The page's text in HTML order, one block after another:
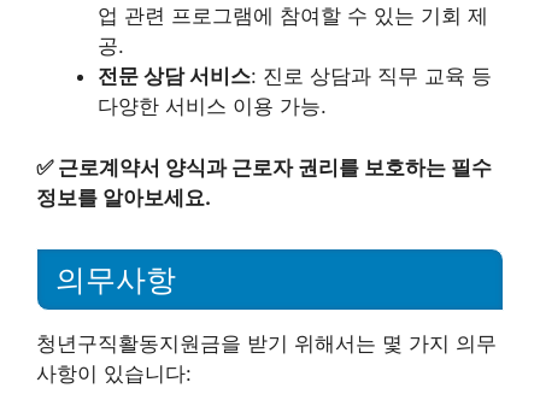
업 관련 프로그램에 참여할 수 있는 기회 제
공.
전문 상담 서비스: 진로 상담과 직무 교육 등
다양한 서비스 이용 가능.
✅ 근로계약서 양식과 근로자 권리를 보호하는 필수
정보를 알아보세요.
의무사항
청년구직활동지원금을 받기 위해서는 몇 가지 의무
사항이 있습니다: